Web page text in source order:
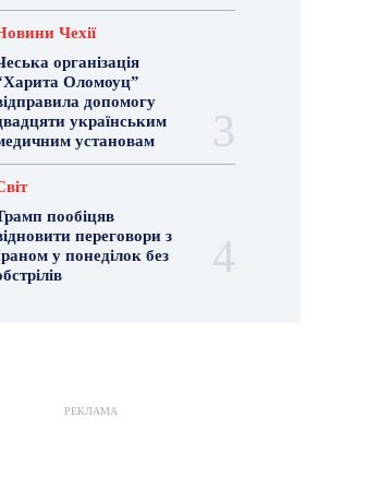
Чехії
організація
Оломоуц”
допомогу
українським
установам
пообіцяв
переговори з
у понеділок без
РЕКЛАМА